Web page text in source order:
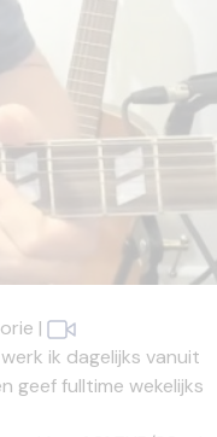
|
ik dagelijks vanuit
geef fulltime wekelijks